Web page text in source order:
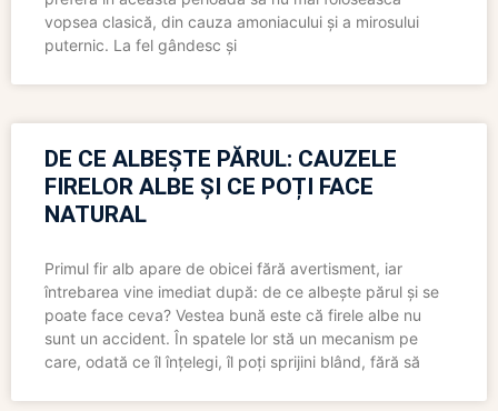
vopsea clasică, din cauza amoniacului și a mirosului
puternic. La fel gândesc și
DE CE ALBEȘTE PĂRUL: CAUZELE
FIRELOR ALBE ȘI CE POȚI FACE
NATURAL
Primul fir alb apare de obicei fără avertisment, iar
întrebarea vine imediat după: de ce albește părul și se
poate face ceva? Vestea bună este că firele albe nu
sunt un accident. În spatele lor stă un mecanism pe
care, odată ce îl înțelegi, îl poți sprijini blând, fără să